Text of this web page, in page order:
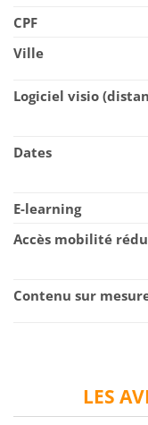
LES
CPF
Ville
Logiciel visio
Dates
E-learning
Accès mobilité
Contenu sur